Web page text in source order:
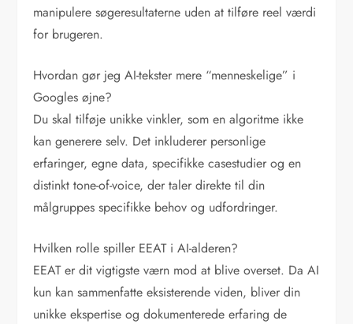
manipulere søgeresultaterne uden at tilføre reel værdi
for brugeren.
Hvordan gør jeg AI-tekster mere “menneskelige” i
Googles øjne?
Du skal tilføje unikke vinkler, som en algoritme ikke
kan generere selv. Det inkluderer personlige
erfaringer, egne data, specifikke casestudier og en
distinkt tone-of-voice, der taler direkte til din
målgruppes specifikke behov og udfordringer.
Hvilken rolle spiller EEAT i AI-alderen?
EEAT er dit vigtigste værn mod at blive overset. Da AI
kun kan sammenfatte eksisterende viden, bliver din
unikke ekspertise og dokumenterede erfaring de